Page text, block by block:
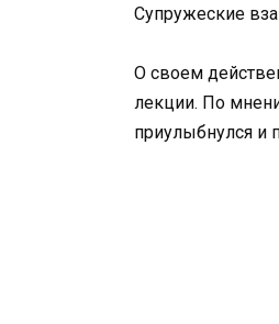
Супружеские
О своем
лекции. По
приулыбнулся и